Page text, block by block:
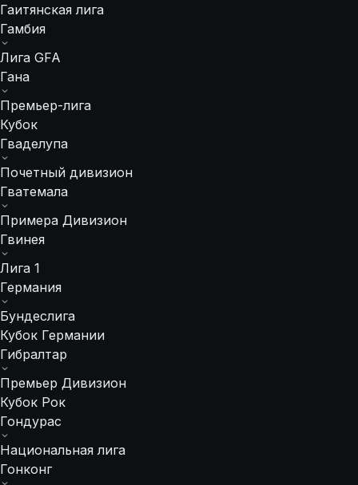
Гаитянская лига
Гамбия
Лига GFA
Гана
Премьер-лига
Кубок
Гваделупа
Почетный дивизион
Гватемала
Примера Дивизион
Гвинея
Лига 1
Германия
Бундеслига
Кубок Германии
Гибралтар
Премьер Дивизион
Кубок Рок
Гондурас
Национальная лига
Гонконг